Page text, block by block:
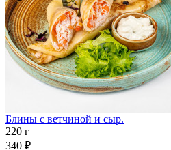
Блины с ветчиной и сыр.
220 г
340 ₽